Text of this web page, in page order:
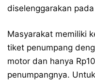
diselenggarakan
Masyarakat memiliki
tiket penumpang
motor dan hanya
penumpangnya.